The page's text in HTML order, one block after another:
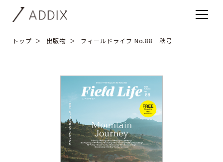
トップ 出版物 フィールドライフ No.88 秋号